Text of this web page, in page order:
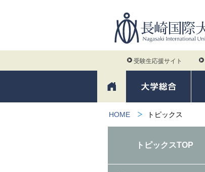
受験生応援サイト
HOME トピックス
トピックスTOP